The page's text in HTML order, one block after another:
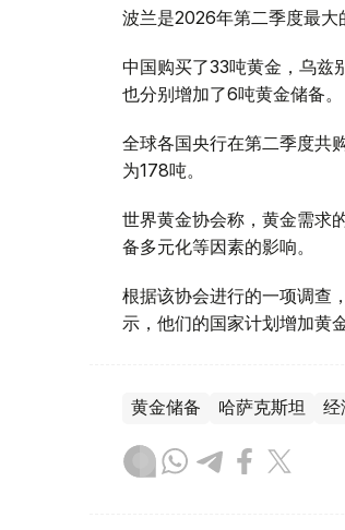
波兰是2026年第二季度最大
中国购买了33吨黄金，乌兹
也分别增加了6吨黄金储备。
全球各国央行在第二季度共
为178吨。
世界黄金协会称，黄金需求
备多元化等因素的影响。
根据该协会进行的一项调查
示，他们的国家计划增加黄
黄金储备 哈萨克斯坦 经